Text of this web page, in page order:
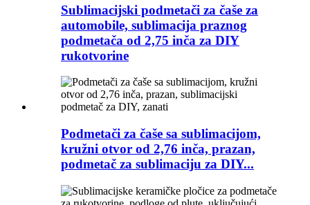
Sublimacijski podmetači za čaše za
automobile, sublimacija praznog
podmetača od 2,75 inča za DIY
rukotvorine
Podmetači za čaše sa sublimacijom,
kružni otvor od 2,76 inča, prazan,
podmetač za sublimaciju za DIY...